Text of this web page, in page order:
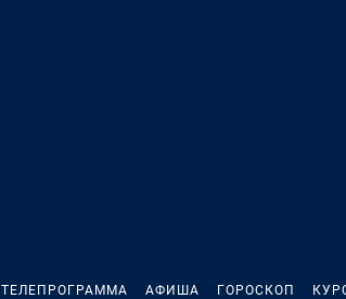
ТЕЛЕПРОГРАММА АФИША ГОРОСКОП